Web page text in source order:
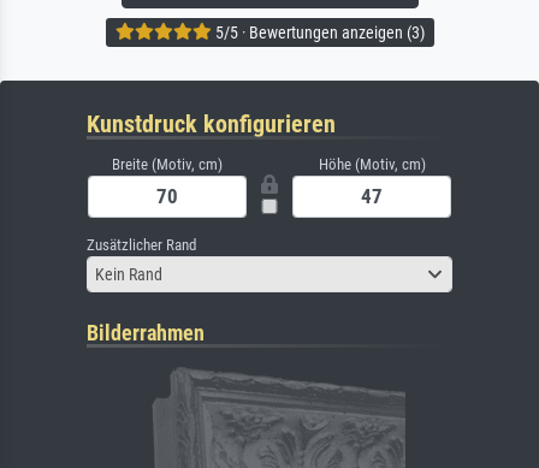
5/5 · Bewertungen anzeigen (3)
Kunstdruck konfigurieren
Breite (Motiv, cm) Höhe (Motiv, cm)
Zusätzlicher Rand
Kein Rand
Bilderrahmen